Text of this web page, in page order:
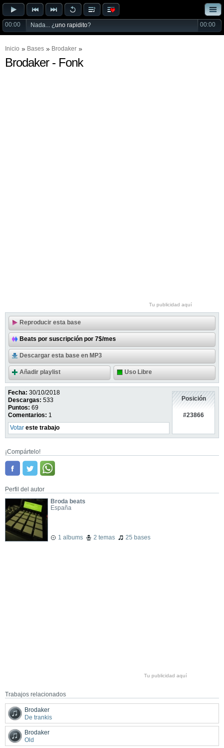
00:00 Nada... ¿uno rapidito? 00:00
Inicio Bases Brodaker
Brodaker - Fonk
Tu publicidad aquí
Reproducir esta base
Beats por suscripción por 7$/mes
Descargar esta base en MP3
Añadir playlist Uso Libre
Fecha: 30/10/2018
Descargas: 533
Puntos: 69
Comentarios: 1
Votar este trabajo
Posición
#23866
¡Compártelo!
Perfil del autor
Broda beats
España
1 albums 2 temas 25 bases
Tu publicidad aquí
Trabajos relacionados
Brodaker
De trankis
Brodaker
Old